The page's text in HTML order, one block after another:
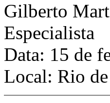
Gilberto
Especialista
Data: 15 de
Local: Rio